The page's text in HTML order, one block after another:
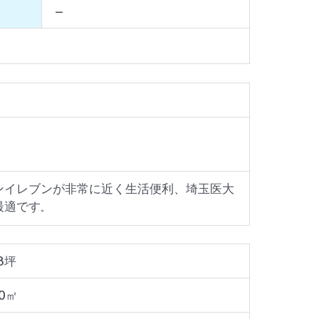
–
レブンが非常に近く生活便利、埼玉医大
適です 。
坪
㎡